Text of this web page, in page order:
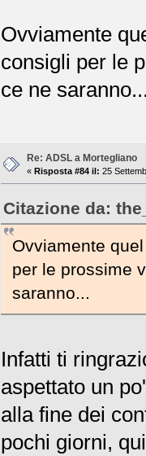
Ovviamente
consigli per le
ce ne
Re: ADSL a Mortegliano
« Risposta #84 il: 25
Citazione da:
Ovviamente
per le prossime
saranno...
Infatti ti
aspettato un
alla fine dei
pochi giorni,